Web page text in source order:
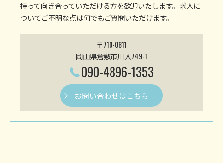
持って向き合っていただける方を歓迎いたします。求人に
ついてご不明な点は何でもご質問いただけます。
〒710-0811
岡山県倉敷市川入749-1
090-4896-1353
お問い合わせはこちら